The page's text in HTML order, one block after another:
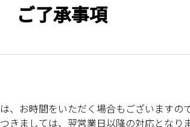
ご了承事項
お時間をいただく場合もございますの
ましては、翌営業日以降の対応となり